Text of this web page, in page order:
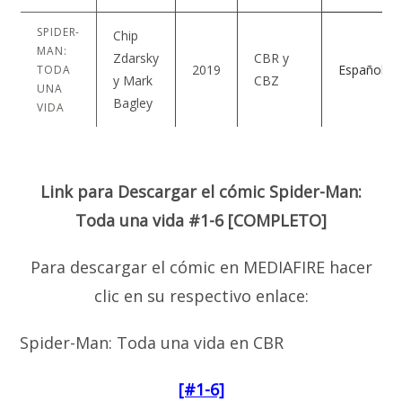
SPIDER-
MAN:
TODA
UNA
VIDA
Chip
Zdarsky
y Mark
Bagley
2019
CBR y
CBZ
Español
Link para Descargar el cómic Spider-Man:
Toda una vida #1-6 [COMPLETO]
Para descargar el cómic en MEDIAFIRE hacer
clic en su respectivo enlace:
Spider-Man: Toda una vida en CBR
[#1-6]